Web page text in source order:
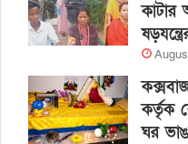
কাটার
কর্তৃক
ঘর